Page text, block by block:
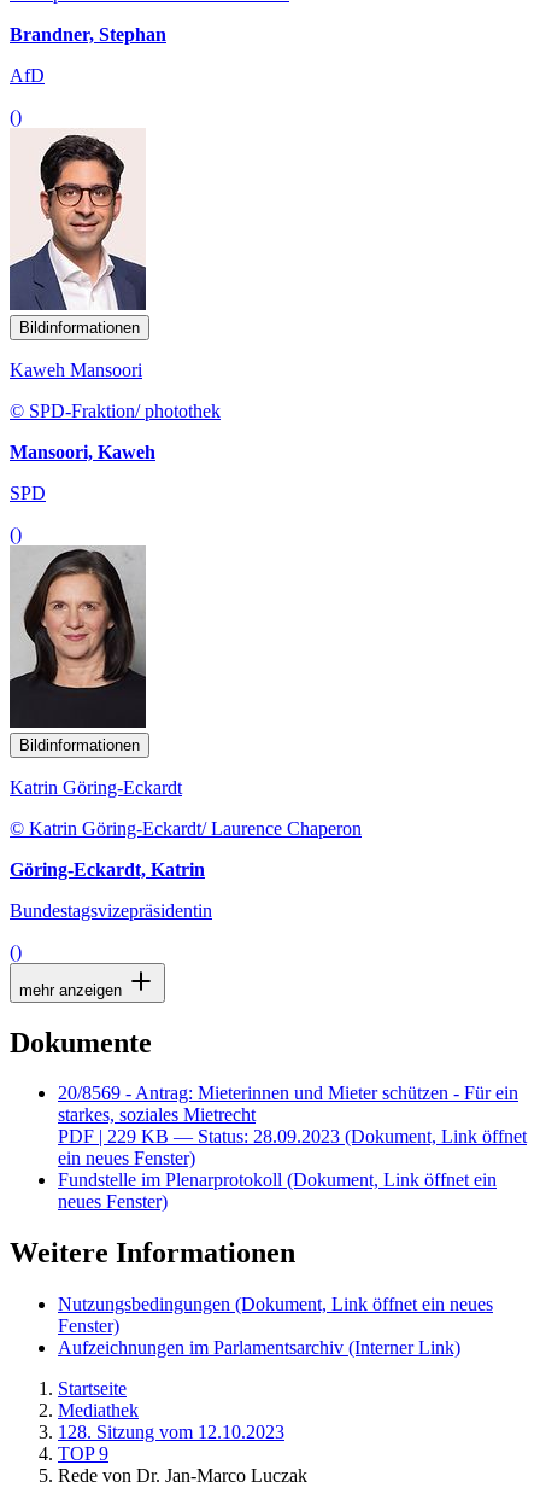
Brandner, Stephan
AfD
()
Bildinformationen
Kaweh Mansoori
© SPD-Fraktion/ photothek
Mansoori, Kaweh
SPD
()
Bildinformationen
Katrin Göring-Eckardt
© Katrin Göring-Eckardt/ Laurence Chaperon
Göring-Eckardt, Katrin
Bundestagsvizepräsidentin
()
mehr anzeigen
Dokumente
20/8569 - Antrag: Mieterinnen und Mieter schützen - Für ein
starkes, soziales Mietrecht
PDF | 229 KB — Status: 28.09.2023 (Dokument, Link öffnet
ein neues Fenster)
Fundstelle im Plenarprotokoll (Dokument, Link öffnet ein
neues Fenster)
Weitere Informationen
Nutzungsbedingungen (Dokument, Link öffnet ein neues
Fenster)
Aufzeichnungen im Parlamentsarchiv (Interner Link)
Startseite
Mediathek
128. Sitzung vom 12.10.2023
TOP 9
Rede von Dr. Jan-Marco Luczak